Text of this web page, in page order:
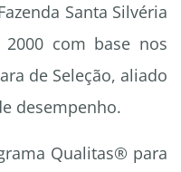
Santa Silvéria
com base nos
de Seleção, aliado
desempenho.
Qualitas® para